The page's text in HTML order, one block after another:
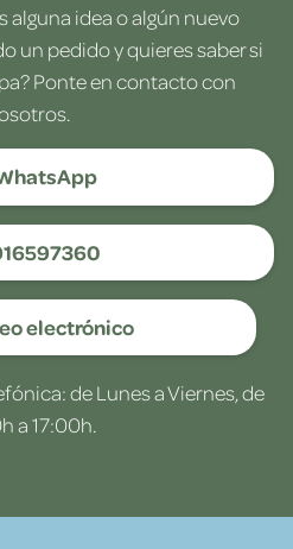
idea o algún nuevo
un pedido y quieres saber si
Ponte en contacto con
electrónico
de Lunes a Viernes, de
a 17:00h.